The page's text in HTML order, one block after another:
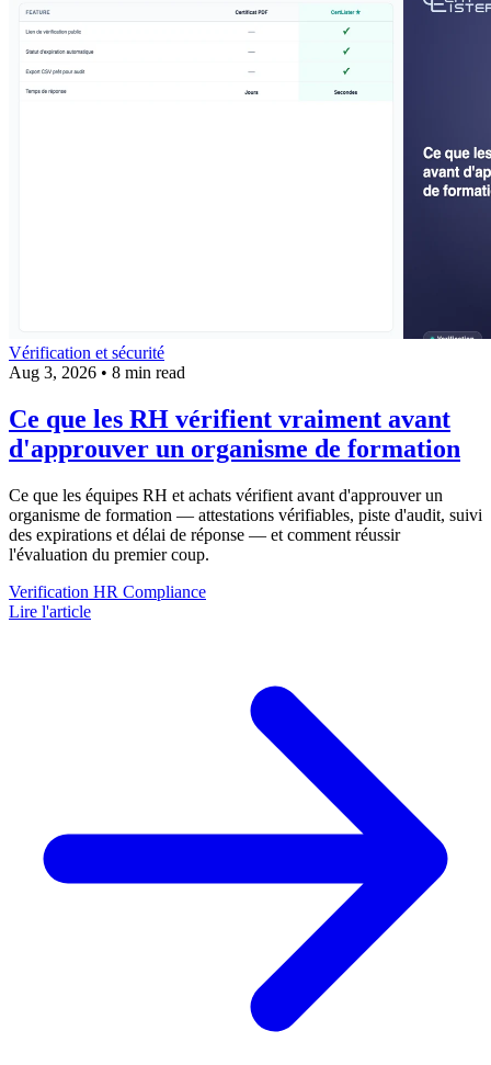
Vérification et sécurité
Aug 3, 2026 • 8 min read
Ce que les RH vérifient vraiment avant
d'approuver un organisme de formation
Ce que les équipes RH et achats vérifient avant d'approuver un
organisme de formation — attestations vérifiables, piste d'audit, suivi
des expirations et délai de réponse — et comment réussir
l'évaluation du premier coup.
Verification HR Compliance
Lire l'article